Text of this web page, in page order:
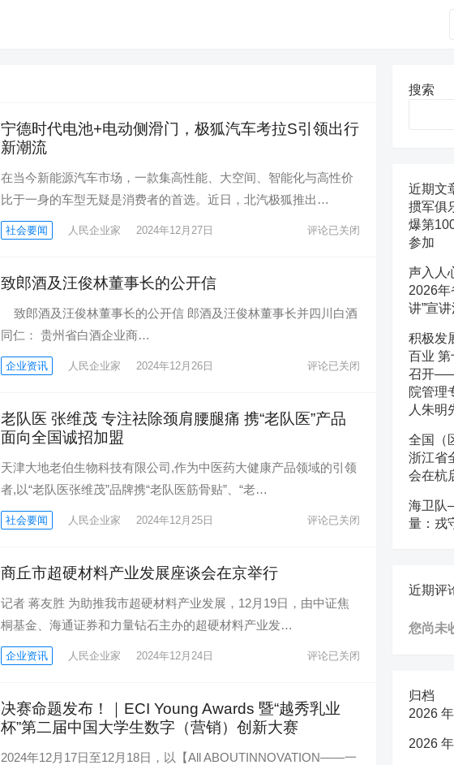
​宁德时代电池+电动侧滑门，极狐汽车考拉S引领出行
新潮流
在当今新能源汽车市场，一款集高性能、大空间、智能化与高性价
比于一身的车型无疑是消费者的首选。近日，北汽极狐推出…
社会要闻 人民企业家 2024年12月27日 评论已关闭
致郎酒及汪俊林董事长的公开信
致郎酒及汪俊林董事长的公开信 郎酒及汪俊林董事长并四川白酒
同仁： 贵州省白酒企业商…
企业资讯 人民企业家 2024年12月26日 评论已关闭
老队医 张维茂 专注祛除颈肩腰腿痛 携“老队医”产品
面向全国诚招加盟
天津大地老伯生物科技有限公司,作为中医药大健康产品领域的引领
者,以“老队医张维茂”品牌携“老队医筋骨贴”、“老…
社会要闻 人民企业家 2024年12月25日 评论已关闭
商丘市超硬材料产业发展座谈会在京举行
记者 蒋友胜 为助推我市超硬材料产业发展，12月19日，由中证焦
桐基金、海通证券和力量钻石主办的超硬材料产业发…
企业资讯 人民企业家 2024年12月24日 评论已关闭
决赛命题发布！｜ECI Young Awards 暨“越秀乳业
杯”第二届中国大学生数字（营销）创新大赛
2024年12月17日至12月18日，以【All ABOUTINNOVATION——一
搜索
近期文
掼军俱
爆第
参加
声入人
2026年
讲”宣
积极发
百业 第
召开
院管理
人朱明
全国（
浙江省
会在杭
海卫队
量：戎
近期评
您尚未
归档
2026
2026